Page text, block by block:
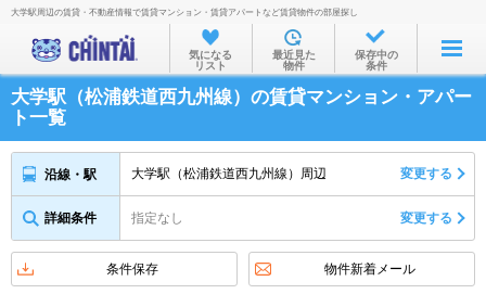
お部屋を探す
沿線・駅から
住所から
家賃相場から
不動産会社から
大学駅周辺の賃貸・不動産情報で賃貸マンション・賃貸アパートなど賃貸物件の部屋探し
気になる
リスト
最近見た
物件
保存中の
条件
大学駅（松浦鉄道西九州線）の賃貸マンション・アパー
ト一覧
沿線・駅 大学駅（松浦鉄道西九州線）周辺 変更する
詳細条件 指定なし 変更する
条件保存 物件新着メール